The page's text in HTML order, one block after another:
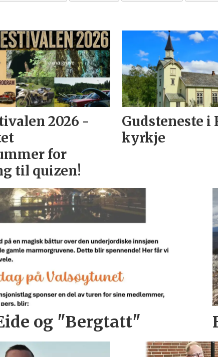
2026 -
for
til quizen!
Gudsteneste i
kyrkje
og "Bergtatt"